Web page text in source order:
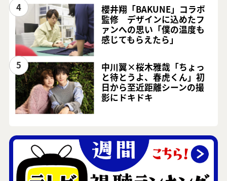
4
櫻井翔「BAKUNE」コラボ
監修 デザインに込めたフ
ァンへの思い「僕の温度も
感じてもらえたら」
5
中川翼×桜木雅哉「ちょっ
と待とうよ、春虎くん」初
日から至近距離シーンの撮
影にドキドキ